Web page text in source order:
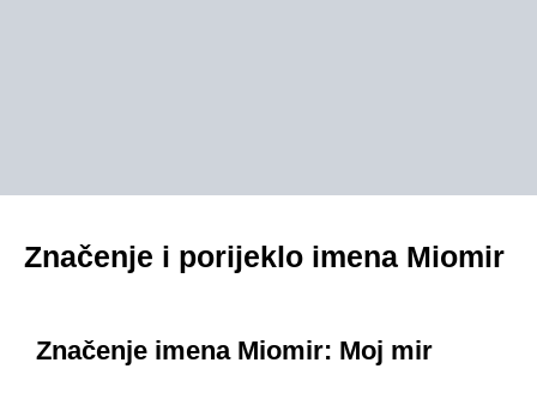
Značenje i porijeklo imena Miomir
Značenje imena Miomir: Moj mir